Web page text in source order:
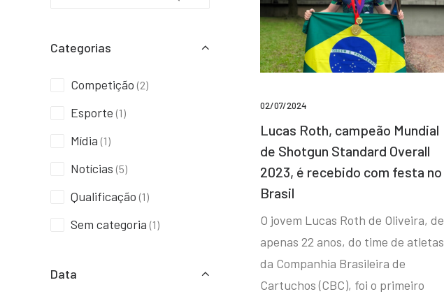
Categorias
Competição (2)
Esporte (1)
Mídia (1)
Notícias (5)
Qualificação (1)
Sem categoria (1)
Data
02/07/2024
Lucas Roth, campeão Mundial
de Shotgun Standard Overall
2023, é recebido com festa no
Brasil
O jovem Lucas Roth de Oliveira, de
apenas 22 anos, do time de atletas
da Companhia Brasileira de
Cartuchos (CBC), foi o primeiro